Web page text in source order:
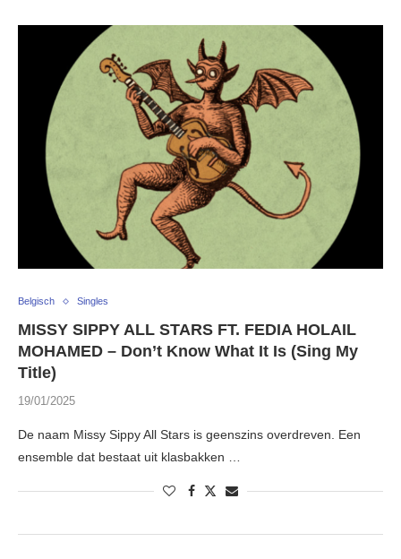
Belgisch Singles
MISSY SIPPY ALL STARS FT. FEDIA HOLAIL
MOHAMED – Don’t Know What It Is (Sing My
Title)
19/01/2025
De naam Missy Sippy All Stars is geenszins overdreven. Een
ensemble dat bestaat uit klasbakken …